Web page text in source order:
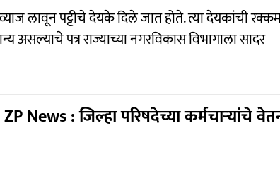
लावून पट्टीचे देयके दिले जात होते. त्या देयकांची
पत्र राज्याच्या नगरविकास विभागाला सादर
News : जिल्हा परिषदेच्या कर्मचाऱ्यांचे